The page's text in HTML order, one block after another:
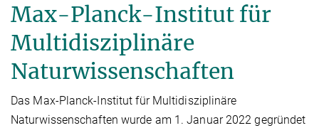
Max-Planck-Institut für
Multidisziplinäre
Naturwissenschaften
Das Max-Planck-Institut für Multidisziplinäre
Naturwissenschaften wurde am 1. Januar 2022 gegründet